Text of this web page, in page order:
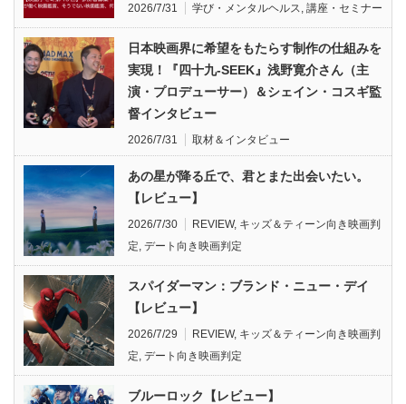
2026/7/31 学び・メンタルヘルス 講座・セミナー
日本映画界に希望をもたらす制作の仕組みを
実現！『四十九-SEEK』浅野寛介さん（主
演・プロデューサー）＆シェイン・コスギ監
督インタビュー
2026/7/31 取材＆インタビュー
あの星が降る丘で、君とまた出会いたい。
【レビュー】
2026/7/30 REVIEW, キッズ＆ティーン向き映画判
定 デート向き映画判定
スパイダーマン：ブランド・ニュー・デイ
【レビュー】
2026/7/29 REVIEW, キッズ＆ティーン向き映画判
定 デート向き映画判定
ブルーロック【レビュー】